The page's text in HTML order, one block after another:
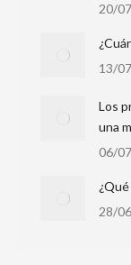
20/
13/
Los
una
06/
28/